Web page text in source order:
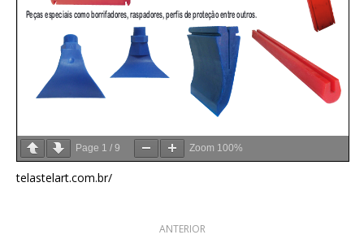
Page 1 / 9 Zoom 100%
telastelart.com.br/
ANTERIOR